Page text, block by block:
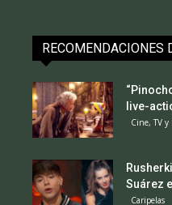
RECOMENDACIONES
live-
Cine, TV y
Suárez
Caripelas